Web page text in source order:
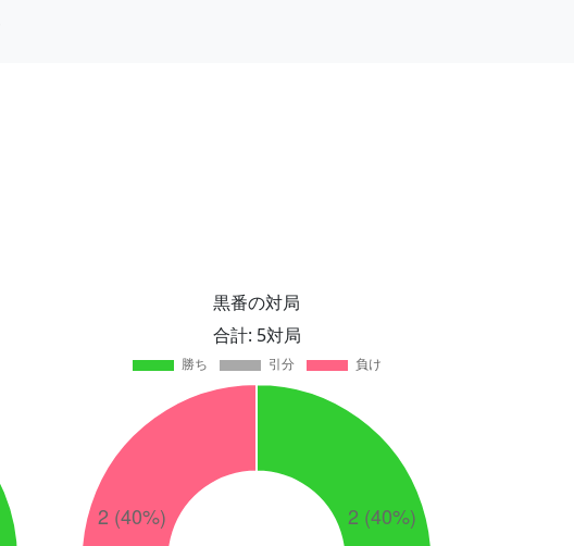
黒番の対局
合計: 5対局